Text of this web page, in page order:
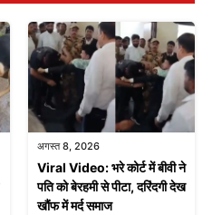
अगस्त 8, 2026
Viral Video: भरे कोर्ट में बीवी ने
पति को बेरहमी से पीटा, दरिंदगी देख
खौंफ में मर्द समाज